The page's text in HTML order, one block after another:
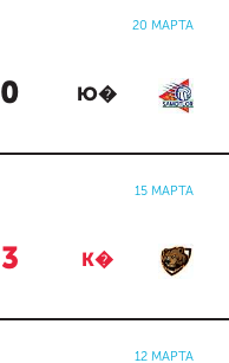
20 МАРТА
0 Ю�
15 МАРТА
3 К�
12 МАРТА